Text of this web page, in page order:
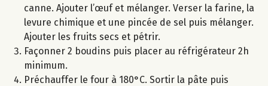
canne. Ajouter l’œuf et mélanger. Verser la farine, la
levure chimique et une pincée de sel puis mélanger.
Ajouter les fruits secs et pétrir.
Façonner 2 boudins puis placer au réfrigérateur 2h
minimum.
Préchauffer le four à 180°C. Sortir la pâte puis